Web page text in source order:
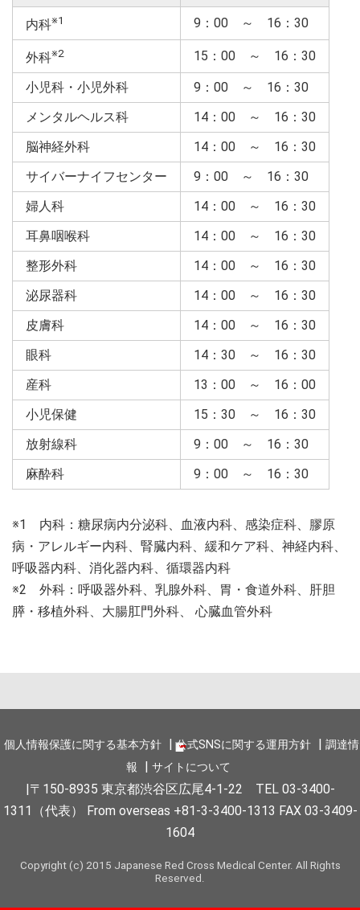
内科※1 9：00 ～ 16：30
外科※2 15：00 ～ 16：30
小児科・小児外科
9：00 ～ 16：30
メンタルヘルス科
14：00 ～ 16：30
脳神経外科
14：00 ～ 16：30
サイバーナイフセンター
9：00 ～ 16：30
婦人科
14：00 ～ 16：30
耳鼻咽喉科
14：00 ～ 16：30
整形外科
14：00 ～ 16：30
泌尿器科
14：00 ～ 16：30
皮膚科
14：00 ～ 16：30
眼科
14：30 ～ 16：30
産科
13：00 ～ 16：00
小児保健
15：30 ～ 16：30
放射線科
9：00 ～ 16：30
麻酔科
9：00 ～ 16：30
※1 内科：糖尿病内分泌科、血液内科、感染症科、膠原
病・アレルギー内科、腎臓内科、緩和ケア科、神経内科、
呼吸器内科、消化器内科、循環器内科
※2 外科：呼吸器外科、乳腺外科、胃・食道外科、肝胆
膵・移植外科、大腸肛門外科、 心臓血管外科
個人情報保護に関する基本方針 公式SNSに関する運用方針
調達情
報
サイトについて
〒150-8935 東京都渋谷区広尾4-1-22 TEL 03-3400-
1311（代表） From overseas +81-3-3400-1313 FAX 03-3409-
1604
Copyright (c) 2015 Japanese Red Cross Medical Center. All Rights
Reserved.